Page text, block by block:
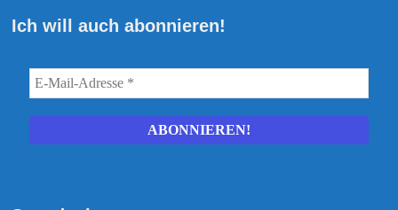
Ich will auch abonnieren!